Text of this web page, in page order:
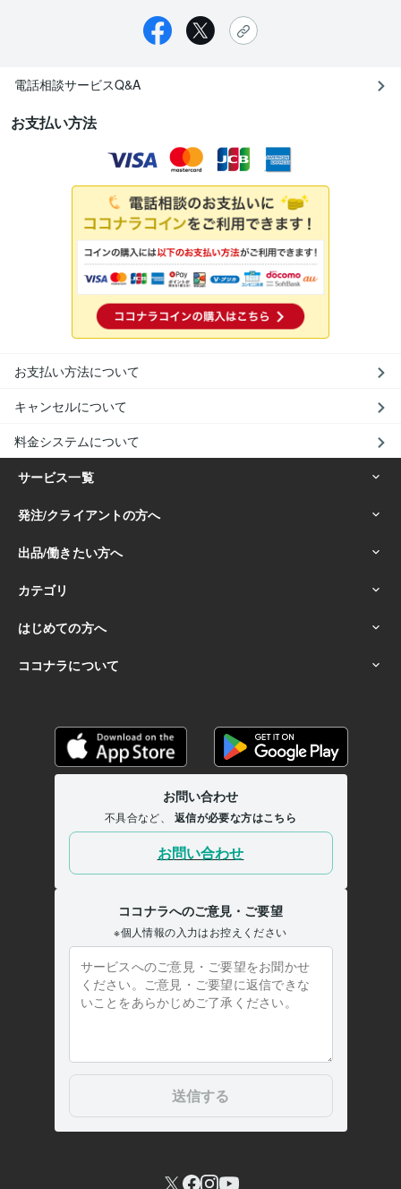
電話相談サービスQ&A
お支払い方法
お支払い方法について
キャンセルについて
料金システムについて